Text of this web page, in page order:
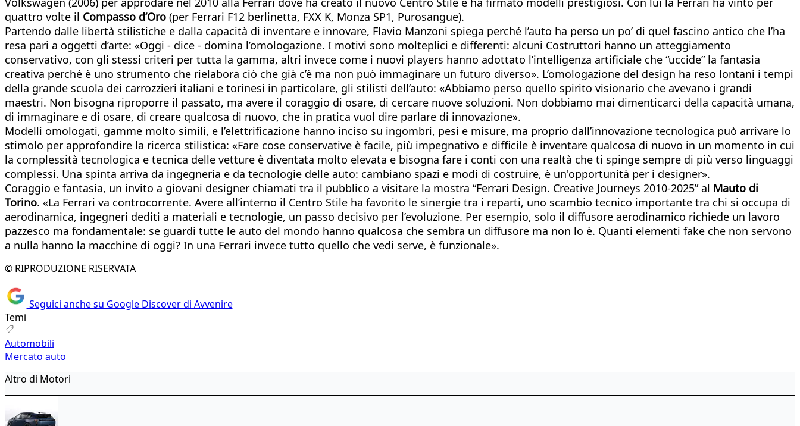
quattro volte il Compasso d’Oro (per Ferrari F12 berlinetta, FXX K, Monza SP1, Purosangue).
Partendo dalle libertà stilistiche e dalla capacità di inventare e innovare, Flavio Manzoni spiega perché l’auto ha perso un po’ di quel fascino antico che l’ha
resa pari a oggetti d’arte: «Oggi - dice - domina l’omologazione. I motivi sono molteplici e differenti: alcuni Costruttori hanno un atteggiamento
conservativo, con gli stessi criteri per tutta la gamma, altri invece come i nuovi players hanno adottato l’intelligenza artificiale che “uccide” la fantasia
creativa perché è uno strumento che rielabora ciò che già c’è ma non può immaginare un futuro diverso». L’omologazione del design ha reso lontani i tempi
della grande scuola dei carrozzieri italiani e torinesi in particolare, gli stilisti dell’auto: «Abbiamo perso quello spirito visionario che avevano i grandi
maestri. Non bisogna riproporre il passato, ma avere il coraggio di osare, di cercare nuove soluzioni. Non dobbiamo mai dimenticarci della capacità umana,
di immaginare e di osare, di creare qualcosa di nuovo, che in pratica vuol dire parlare di innovazione».
Modelli omologati, gamme molto simili, e l’elettrificazione hanno inciso su ingombri, pesi e misure, ma proprio dall’innovazione tecnologica può arrivare lo
stimolo per approfondire la ricerca stilistica: «Fare cose conservative è facile, più impegnativo e difficile è inventare qualcosa di nuovo in un momento in cui
la complessità tecnologica e tecnica delle vetture è diventata molto elevata e bisogna fare i conti con una realtà che ti spinge sempre di più verso linguaggi
complessi. Una spinta arriva da ingegneria e da tecnologie delle auto: cambiano spazi e modi di costruire, è un'opportunità per i designer».
Coraggio e fantasia, un invito a giovani designer chiamati tra il pubblico a visitare la mostra “Ferrari Design. Creative Journeys 2010-2025” al Mauto di
Torino. «La Ferrari va controcorrente. Avere all’interno il Centro Stile ha favorito le sinergie tra i reparti, uno scambio tecnico importante tra chi si occupa di
aerodinamica, ingegneri dediti a materiali e tecnologie, un passo decisivo per l’evoluzione. Per esempio, solo il diffusore aerodinamico richiede un lavoro
pazzesco ma fondamentale: se guardi tutte le auto del mondo hanno qualcosa che sembra un diffusore ma non lo è. Quanti elementi fake che non servono
a nulla hanno la macchine di oggi? In una Ferrari invece tutto quello che vedi serve, è funzionale».
© RIPRODUZIONE RISERVATA
Seguici anche su Google Discover di Avvenire
Temi
Automobili
Mercato auto
Altro di Motori